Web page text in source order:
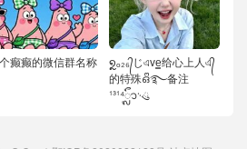
癫癫的微信群名称
໑ຼₒ₂₆᭄じএve͇给心上人এ᭄
的特殊ഒᩚ࿐备注
¹³¹⁴ᬽ࿙ུ